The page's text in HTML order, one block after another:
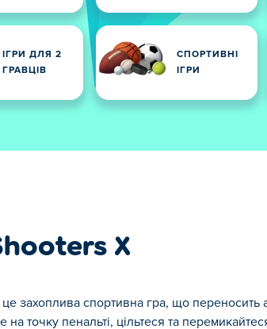
ІГРИ ДЛЯ 2
ГРАВЦІВ
СПОРТИВНІ
ІГРИ
X
захоплива спортивна гра, що переносить
на точку пенальті, цільтеся та